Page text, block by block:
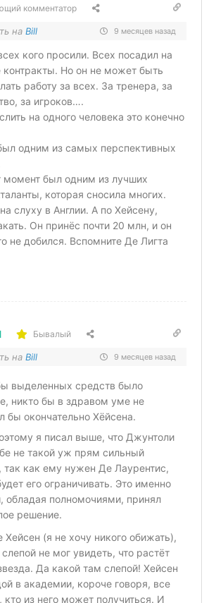
комментатор
на Bill 9 месяцев назад
кого просили. Всех посадил на
контракты. Но он не может быть
работу за всех. За тренера, за
за игроков….
на одного человека это конечно
одним из самых перспективных
момент был одним из лучших
которая сносила многих.
слуху в Англии. А по Хейсену,
Он принёс почти 20 млн, и он
не добился. Вспомните Де Лигта
Бывалый
на Bill 9 месяцев назад
выделенных средств было
никто бы в здравом уме не
бы окончательно Хёйсена.
я писал выше, что Джунтоли
не такой уж прям сильный
так как ему нужен Де Лаурентис,
его ограничивать. Это именно
обладая полномочиями, принял
решение.
Хейсен (я не хочу никого обижать),
не мог увидеть, что растёт
Да какой там слепой! Хейсен
в академии, короче говоря, все
кто из него может получиться. И